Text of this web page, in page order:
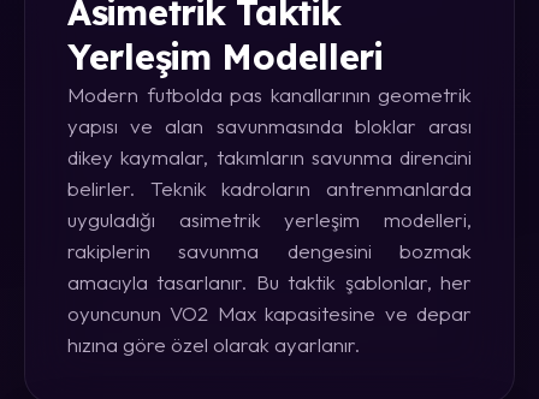
Asimetrik Taktik
Yerleşim Modelleri
Modern futbolda pas kanallarının geometrik
yapısı ve alan savunmasında bloklar arası
dikey kaymalar, takımların savunma direncini
belirler. Teknik kadroların antrenmanlarda
uyguladığı asimetrik yerleşim modelleri,
rakiplerin savunma dengesini bozmak
amacıyla tasarlanır. Bu taktik şablonlar, her
oyuncunun VO2 Max kapasitesine ve depar
hızına göre özel olarak ayarlanır.